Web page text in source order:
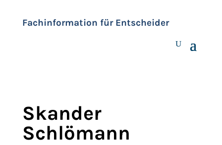
Fachinformation für Entscheider
Skander
Schlömann